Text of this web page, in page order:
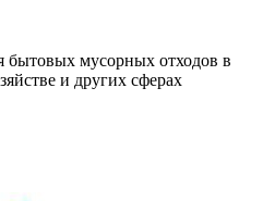
бытовых мусорных отходов в
и других сферах